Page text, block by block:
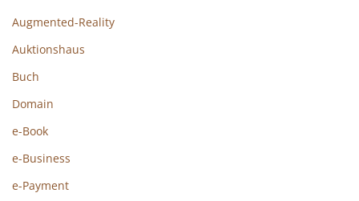
Augmented-Reality
Auktionshaus
Buch
Domain
e-Book
e-Business
e-Payment